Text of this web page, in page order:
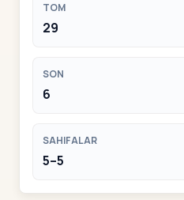
TOM
29
SON
6
SAHIFALAR
5–5